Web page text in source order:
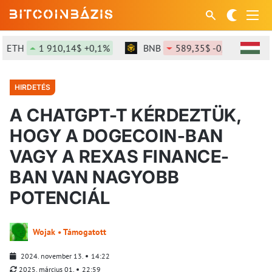
1 910,14$ +0,1% BNB 589,35$ -0,88%
HIRDETÉS
A CHATGPT-T KÉRDEZTÜK,
HOGY A DOGECOIN-BAN
VAGY A REXAS FINANCE-
BAN VAN NAGYOBB
POTENCIÁL
Wojak • Támogatott
2024. november 13.
14:22
2025. március 01.
22:59